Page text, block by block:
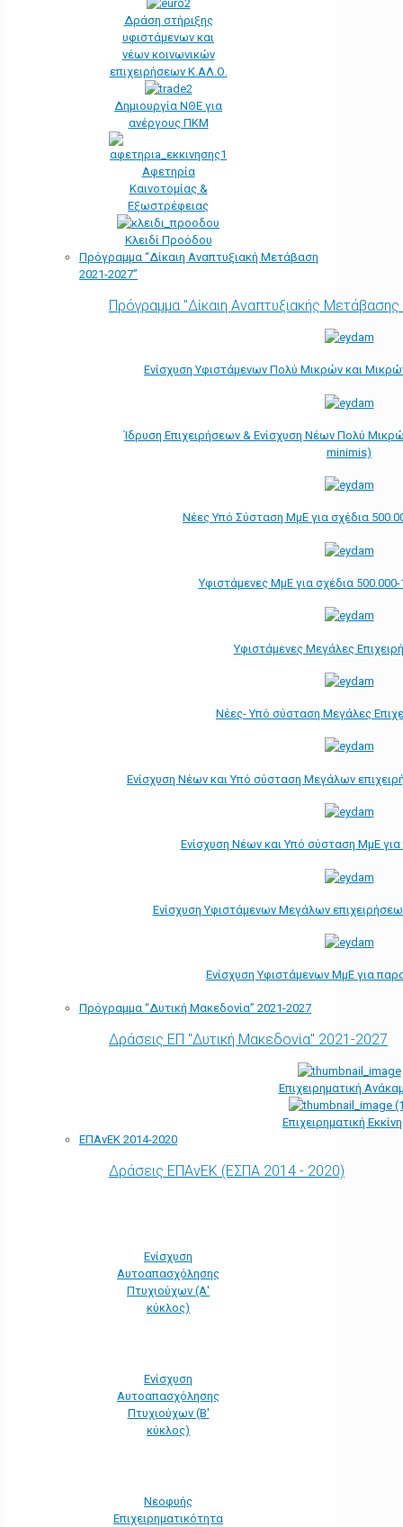
Δράση στήριξης
υφιστάμενων και
νέων κοινωνικών
επιχειρήσεων Κ.ΑΛ.Ο.
Δημιουργία ΝΘΕ για
ανέργους ΠΚΜ
Αφετηρία
Kαινοτομίας &
Εξωστρέφειας
Κλειδί Προόδου
Πρόγραμμα “Δίκαιη Αναπτυξιακή Μετάβαση
2021-2027”
Πρόγραμμα "Δίκαιη Αναπτυξιακής
Ενίσχυση Υφιστάμενων Πολύ Μικρών και
Ίδρυση Επιχειρήσεων & Ενίσχυση Νέων Πολύ
minimis)
Νέες Υπό Σύσταση ΜμΕ για σχέδια
Υφιστάμενες ΜμΕ για σχέδια
Υφιστάμενες Μεγάλες
Νέες- Υπό σύσταση Μεγάλες
Ενίσχυση Νέων και Υπό σύσταση Μεγάλων
Ενίσχυση Νέων και Υπό σύσταση ΜμΕ
Ενίσχυση Υφιστάμενων Μεγάλων
Ενίσχυση Υφιστάμενων ΜμΕ για
Πρόγραμμα “Δυτική Μακεδονία” 2021-2027
Δράσεις ΕΠ "Δυτική Μακεδονία" 2021-2027
Επιχειρηματική
Επιχειρηματική
ΕΠΑνΕΚ 2014-2020
Δράσεις ΕΠΑνΕΚ (ΕΣΠΑ 2014 - 2020)
Ενίσχυση
Αυτοαπασχόλησης
Πτυχιούχων (Α'
κύκλος)
Ενίσχυση
Αυτοαπασχόλησης
Πτυχιούχων (Β'
κύκλος)
Νεοφυής
Επιχειρηματικότητα